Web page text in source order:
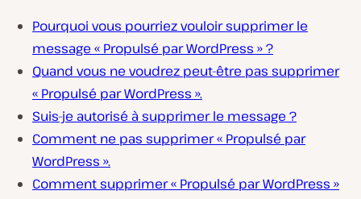
Pourquoi vous pourriez vouloir supprimer le
message « Propulsé par WordPress » ?
Quand vous ne voudrez peut-être pas supprimer
« Propulsé par WordPress ».
Suis-je autorisé à supprimer le message ?
Comment ne pas supprimer « Propulsé par
WordPress ».
Comment supprimer « Propulsé par WordPress »